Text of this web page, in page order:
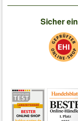
Sicher